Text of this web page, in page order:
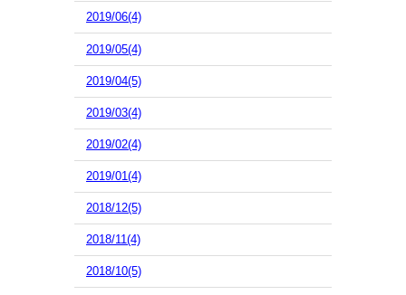
2019/06(4)
2019/05(4)
2019/04(5)
2019/03(4)
2019/02(4)
2019/01(4)
2018/12(5)
2018/11(4)
2018/10(5)